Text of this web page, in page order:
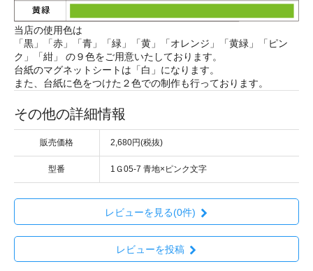
当店の使用色は
「黒」「赤」「青」「緑」「黄」「オレンジ」「黄緑」「ピン
ク」「紺」 の９色をご用意いたしております。
台紙のマグネットシートは「白」になります。
また、台紙に色をつけた２色での制作も行っております。
その他の詳細情報
販売価格 2,680円(税抜)
型番 1Ｇ05-7 青地×ピンク文字
レビューを見る(0件)
レビューを投稿